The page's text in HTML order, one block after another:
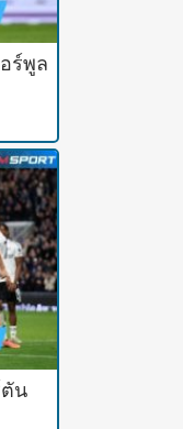
ร์พูล
ตัน